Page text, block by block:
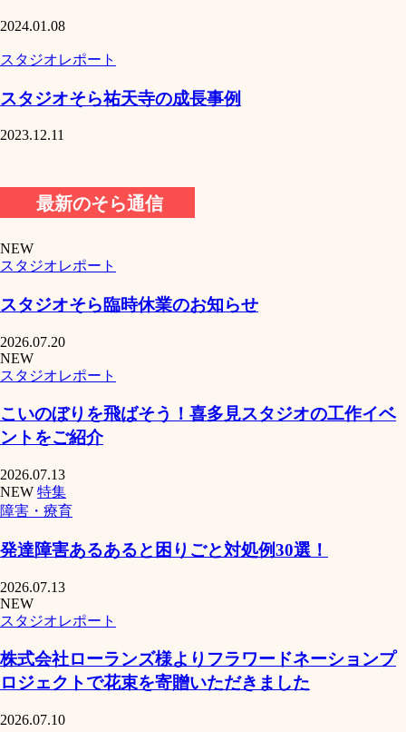
2024.01.08
スタジオレポート
スタジオそら祐天寺の成長事例
2023.12.11
最新のそら通信
NEW
スタジオレポート
スタジオそら臨時休業のお知らせ
2026.07.20
NEW
スタジオレポート
こいのぼりを飛ばそう！喜多見スタジオの工作イベ
ントをご紹介
2026.07.13
NEW 特集
障害・療育
発達障害あるあると困りごと対処例30選！
2026.07.13
NEW
スタジオレポート
株式会社ローランズ様よりフラワードネーションプ
ロジェクトで花束を寄贈いただきました
2026.07.10